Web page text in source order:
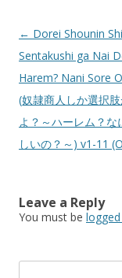
Post
navigation
← Dorei Shounin
Sentakushi ga Nai
Harem? Nani Sore
(奴隷商人しか選択
よ？～ハーレム？な
しいの？～) v1-11
Leave a Reply
You must be